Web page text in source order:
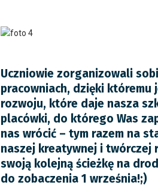
Uczniowie zorganizowali
pracowniach, dzięki
rozwoju, które daje nasza
placówki, do którego Was
nas wrócić – tym razem na
naszej kreatywnej i twórczej
swoją kolejną ścieżkę na
do zobaczenia 1 września!;)